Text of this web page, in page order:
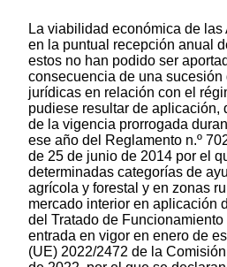
La viabilidad económica de
en la puntual recepción anual
estos no han podido ser
consecuencia de una
jurídicas en relación con el
pudiese resultar de aplicación,
de la vigencia prorrogada
ese año del Reglamento n.º
de 25 de junio de 2014 por el
determinadas categorías de
agrícola y forestal y en zonas
mercado interior en aplicación
del Tratado de
entrada en vigor en enero de
(UE) 2022/2472 de la